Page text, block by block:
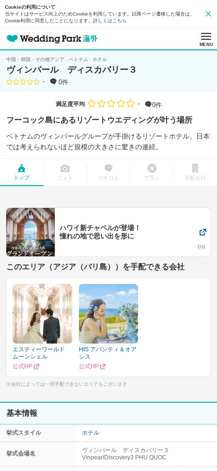
Cookieの利用について
当サイトはサービス向上のためCookieを利用しています。以降ページ遷移した場合は、
Cookie利用に同意したことになります。 詳しくはこちら
MENU
中国・韓国・その他アジア ベトナム ホテル
ヴィンパール ディスカバリー３
- 0件
満足度平均 - 0件
フーコック島にあるリゾートウエディングが叶う場所
ベトナムのヴィンパールグループが手掛けるリゾートホテル。日本
では考えられないほど規模の大きさに驚きの連続。
トップ フォト クチコミ プラン 手配会社
ハワイ新チャペルが登場！
憧れの地で思い出を形に
このエリア（アジア（バリ島））を手配できる会社
エスティーワールド
ムーンシェル
公式HP
HIS アバンティ＆オア
シス
公式HP
※会社によっては一部手配できないエリアもございます
基本情報
挙式スタイル ホテル
挙式会場名
ヴィンパール ディスカバリー３
VinpearlDiscovery3 PHU QUOC